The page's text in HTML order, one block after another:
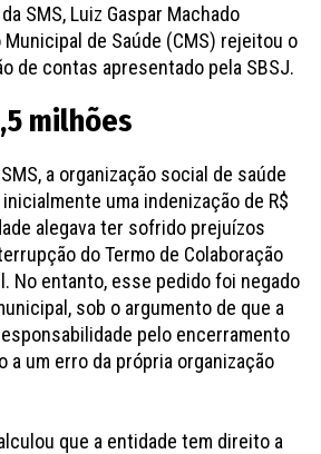
SMS, Luiz Gaspar Machado
de Saúde (CMS) rejeitou o
de contas apresentado pela SBSJ.
milhões
a organização social de saúde
uma indenização de R$
alegava ter sofrido prejuízos
do Termo de Colaboração
No entanto, esse pedido foi negado
sob o argumento de que a
pelo encerramento
a um erro da própria organização
que a entidade tem direito a